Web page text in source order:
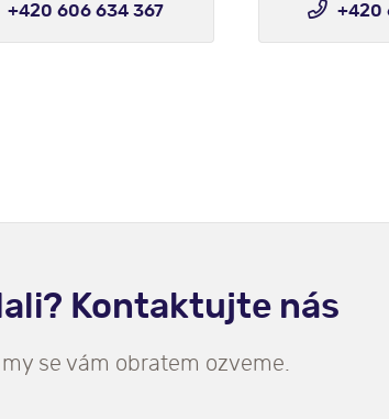
+420 606 634 367 +420
Kontaktujte nás
se vám obratem ozveme.